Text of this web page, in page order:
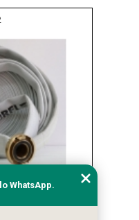
Morumbi
WhatsApp.